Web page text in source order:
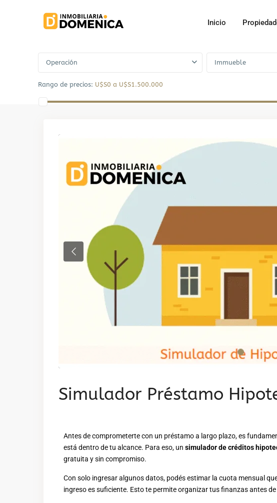
Inicio
Operación Immueble
Rango de precios: U$S0 a U$S1.500.000
Previous
Simulador Préstamo
Antes de comprometerte con un préstamo a largo plazo, es
está dentro de tu alcance. Para eso, un simulador de créditos
gratuita y sin compromiso.
Con solo ingresar algunos datos, podés estimar la cuota mensual
ingreso es suficiente. Esto te permite organizar tus finanzas antes